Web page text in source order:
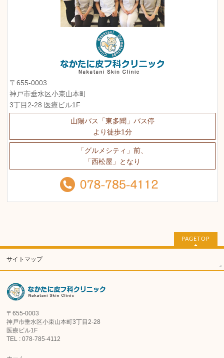
〒655-0003
神戸市垂水区小束山本町
3丁目2-28 医療ビル1F
山陽バス「東多聞」バス停
より徒歩1分
「グルメシティ」前、
「西松屋」となり
PAGETOP
サイトマップ
〒655-0003
神戸市垂水区小束山本町3丁目2-28
医療ビル1F
TEL : 078-785-4112